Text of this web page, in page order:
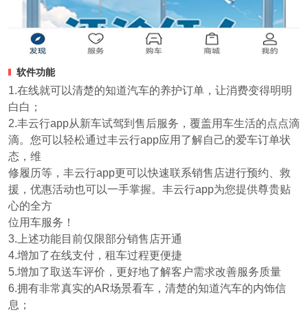
软件功能
1.在线就可以清楚的知道汽车的养护订单，让消费变得明明
白白；
2.丰云行app从新车试驾到售后服务，覆盖用车生活的点点滴
滴。您可以轻松通过丰云行app应用了解自己的爱车订单状
态，维
修履历等，丰云行app更可以快速联系销售店进行预约、救
援，优惠活动也可以一手掌握。丰云行app为您提供尊贵贴
心的全方
位用车服务！
3.上述功能目前仅限部分销售店开通
4.增加了在线支付，租车过程更便捷
5.增加了取送车评价，更好地了解客户需求改善服务质量
6.拥有非常真实的AR场景看车，清楚的知道汽车的内饰信
息；